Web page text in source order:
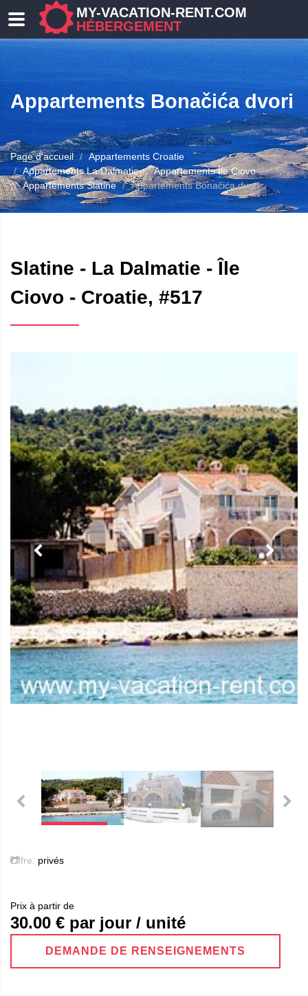
MY-VACATION-RENT.COM
HÉBERGEMENT
Appartements Bonačića dvori
Page d'accueil
Appartements Croatie
Appartements La Dalmatie
Appartements Île Ciovo
Appartements Slatine
Appartements Bonačića dvori
Slatine - La Dalmatie - Île
Ciovo - Croatie, #517
Offre: privés
Prix ​​à partir de
30.00 € par jour / unité
DEMANDE DE RENSEIGNEMENTS